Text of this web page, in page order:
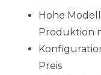
Hohe
Produktion
Preis